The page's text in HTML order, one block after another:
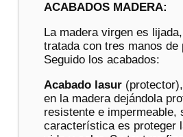
ACABADOS MADERA:
La madera virgen es
tratada con tres manos de
Seguido los acabados:
Acabado lasur
en la madera dejándola
resistente e impermeable,
característica es proteger